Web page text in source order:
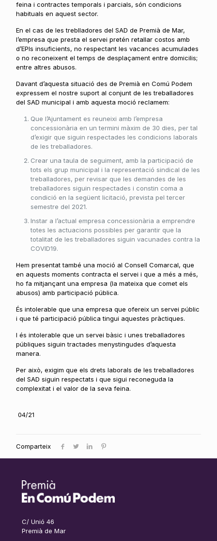
feina i contractes temporals i parcials, són condicions
habituals en aquest sector.
En el cas de les treblladores del SAD de Premià de Mar,
l’empresa que presta el servei pretén retallar costos amb
d’EPIs insuficients, no respectant les vacances acumulades
o no reconeixent el temps de desplaçament entre domicilis;
entre altres abusos.
Davant d’aquesta situació des de Premià en Comú Podem
expressem el nostre suport al conjunt de les treballadores
del SAD municipal i amb aquesta moció reclamem:
Que l’Ajuntament es reuneixi amb l’empresa
concessionària en un termini màxim de 30 dies, per tal
d’exigir que siguin respectades les condicions laborals
de les treballadores.
Crear una taula de seguiment, amb la participació de
tots els grup municipal i la representació sindical de les
treballadores, per revisar que les demandes de les
treballadores siguin respectades i constin coma a
condició en la següent licitació, prevista pel tercer
semestre del 2021.
Instar a l’actual empresa concessionària a emprendre
totes les actuacions possibles per garantir que la
totalitat de les treballadores siguin vacunades contra la
COVID19.
Hem presentat també una moció al Consell Comarcal, que
en aquests moments contracta el servei i que a més a més,
ho fa mitjançant una empresa (la mateixa que comet els
abusos) amb participació pública.
És intolerable que una empresa que ofereix un servei públic
i que té participació pública tingui aquestes pràctiques.
I és intolerable que un servei bàsic i unes treballadores
públiques siguin tractades menystingudes d’aquesta
manera.
Per això, exigim que els drets laborals de les treballadores
del SAD siguin respectats i que sigui reconeguda la
complexitat i el valor de la seva feina.
04/21
Comparteix
C/ Unió 46
Premià de Mar